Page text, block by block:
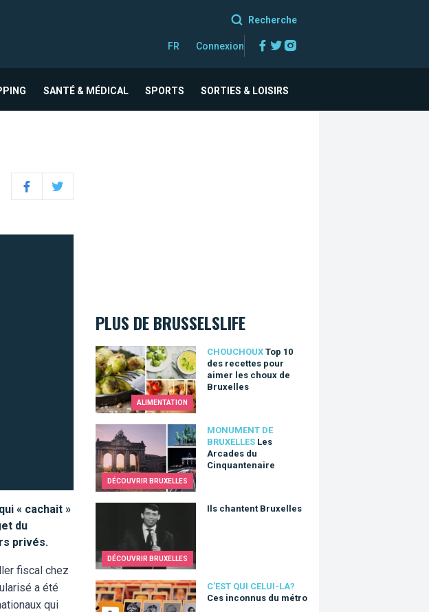
Recherche
FR Connexion Facebook
Twitter
SANTÉ & MÉDICAL SPORTS SORTIES & LOISIRS
FacebookTwitter
« cachait »
du
privés.
fiscal chez
a été
qui
PLUS DE BRUSSELSLIFE
ALIMENTATION
CHOUCHOUX Top 10
des recettes pour
aimer les choux de
Bruxelles
Top 10 des recettes pour aimer les choux de Bruxelles
DÉCOUVRIR BRUXELLES
MONUMENT DE
BRUXELLES Les
Arcades du
Cinquantenaire
Les Arcades du Cinquantenaire
DÉCOUVRIR BRUXELLES
Ils chantent Bruxelles
Ils chantent Bruxelles
C'EST QUI CELUI-LA?
Ces inconnus du métro
Ces inconnus du métro